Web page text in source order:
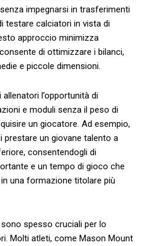
impegnarsi in trasferimenti⁣
testare ‌calciatori in vista di⁢
approccio minimizza
di ⁣ottimizzare i‍ bilanci,
e piccole dimensioni.
l’opportunità di
e moduli ⁤senza il peso⁣ di
un⁣ giocatore. Ad esempio,⁤
prestare un giovane​ talento a
consentendogli di‌
e un tempo di gioco che‍
una ⁣formazione ‌titolare più
sono spesso cruciali per ⁤lo
Molti atleti, come Mason ⁣Mount